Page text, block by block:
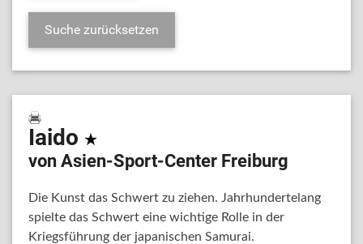
Iaido
von Asien-Sport-Center Freiburg
Die Kunst das Schwert zu ziehen. Jahrhundertelang
spielte das Schwert eine wichtige Rolle in der
Kriegsführung der japanischen Samurai.